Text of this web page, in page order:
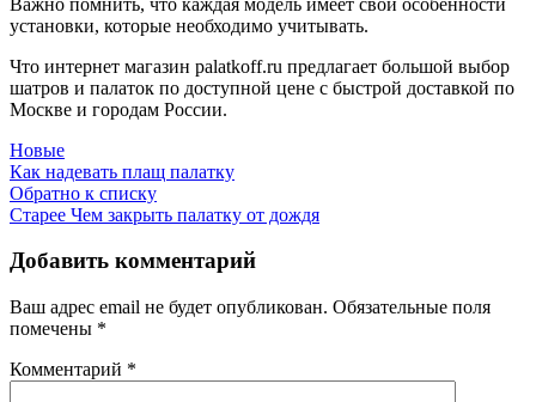
установки, которые необходимо учитывать.
Что интернет магазин palatkoff.ru предлагает большой выбор
шатров и палаток по доступной цене с быстрой доставкой по
Москве и городам России.
Новые
Как надевать плащ палатку
Обратно к списку
Старее Чем закрыть палатку от дождя
Добавить комментарий
Ваш адрес email не будет опубликован. Обязательные поля
помечены *
Комментарий *